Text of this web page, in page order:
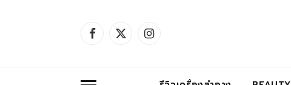
Facebook
X
Instagram